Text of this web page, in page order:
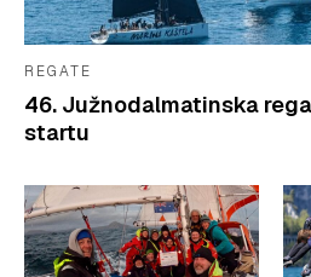
REGATE
46. Južnodalmatinska
startu